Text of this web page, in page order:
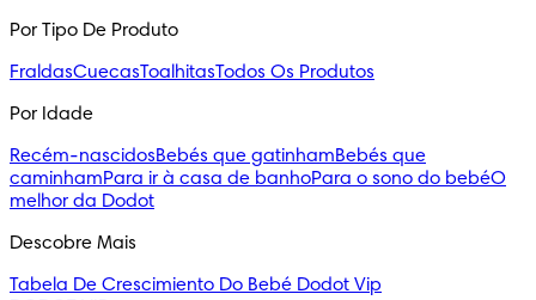
Por Tipo De Produto
FraldasCuecasToalhitasTodos Os Produtos
Por Idade
Recém-nascidosBebés que gatinhamBebés que
caminhamPara ir à casa de banhoPara o sono do bebéO
melhor da Dodot
Descobre Mais
Tabela De Crescimiento Do Bebé Dodot Vip